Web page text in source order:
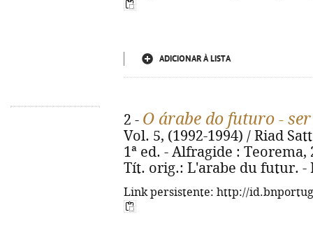
ADICIONAR À LISTA
2 - O árabe do futuro -
Vol. 5, (1992-1994) / Riad
1ª ed. - Alfragide : Teorema,
Tít. orig.: L'arabe du futur. -
Link persistente: http://